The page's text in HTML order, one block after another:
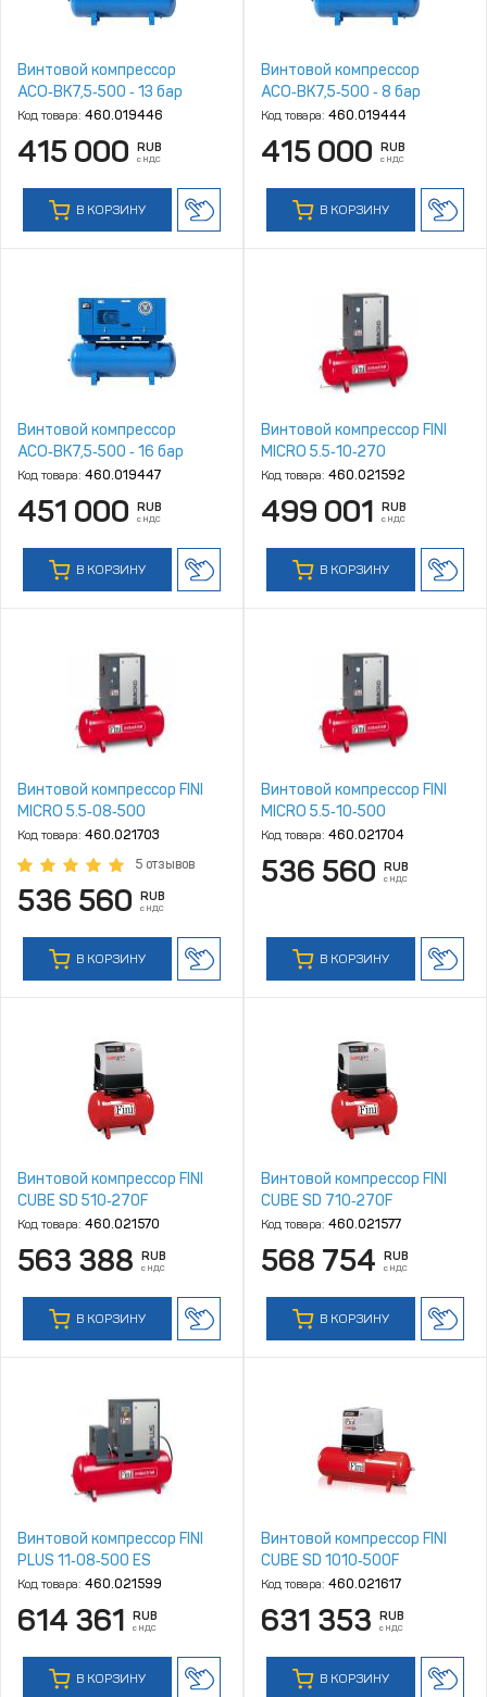
Винтовой компрессор
АСО‑ВК7,5‑500 ‑ 13 бар
Код товара: 460.019446
415 000 RUB
с НДС
В КОРЗИНУ
Винтовой компрессор
АСО‑ВК7,5‑500 ‑ 8 бар
Код товара: 460.019444
415 000 RUB
с НДС
В КОРЗИНУ
Винтовой компрессор
АСО‑ВК7,5‑500 ‑ 16 бар
Код товара: 460.019447
451 000 RUB
с НДС
В КОРЗИНУ
Винтовой компрессор FINI
MICRO 5.5‑10‑270
Код товара: 460.021592
499 001 RUB
с НДС
В КОРЗИНУ
Винтовой компрессор FINI
MICRO 5.5‑08‑500
Код товара: 460.021703
5 отзывов
536 560 RUB
с НДС
В КОРЗИНУ
Винтовой компрессор FINI
MICRO 5.5‑10‑500
Код товара: 460.021704
536 560 RUB
с НДС
В КОРЗИНУ
Винтовой компрессор FINI
CUBE SD 510‑270F
Код товара: 460.021570
563 388 RUB
с НДС
В КОРЗИНУ
Винтовой компрессор FINI
CUBE SD 710‑270F
Код товара: 460.021577
568 754 RUB
с НДС
В КОРЗИНУ
Винтовой компрессор FINI
PLUS 11‑08‑500 ES
Код товара: 460.021599
614 361 RUB
с НДС
В КОРЗИНУ
Винтовой компрессор FINI
CUBE SD 1010‑500F
Код товара: 460.021617
631 353 RUB
с НДС
В КОРЗИНУ